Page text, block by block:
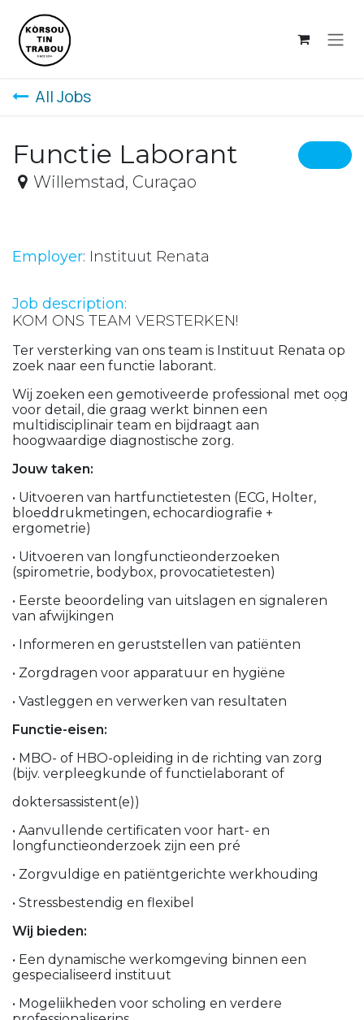
All Jobs
Functie Laborant
Willemstad, Curaçao
Employer: Instituut Renata
Job description:
KOM ONS TEAM VERSTERKEN!
Ter versterking van ons team is Instituut Renata op
zoek naar een functie laborant.
Wij zoeken een gemotiveerde professional met oọg
voor detail, die graag werkt binnen een
multidisciplinair team en bijdraagt aan
hoogwaardige diagnostische zorg.
Jouw taken:
• Uitvoeren van hartfunctietesten (ECG, Holter,
bloeddrukmetingen, echocardiografie +
ergometrie)
• Uitvoeren van longfunctieonderzoeken
(spirometrie, bodybox, provocatietesten)
• Eerste beoordeling van uitslagen en signaleren
van afwijkingen
• Informeren en geruststellen van patiënten
• Zorgdragen voor apparatuur en hygiëne
• Vastleggen en verwerken van resultaten
Functie-eisen:
• MBO- of HBO-opleiding in de richting van zorg
(bijv. verpleegkunde of functielaborant of
doktersassistent(e))
• Aanvullende certificaten voor hart- en
longfunctieonderzoek zijn een pré
• Zorgvuldige en patiëntgerichte werkhouding
• Stressbestendig en flexibel
Wij bieden:
• Een dynamische werkomgeving binnen een
gespecialiseerd instituut
• Mogeliikheden voor scholing en verdere